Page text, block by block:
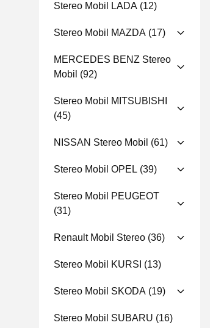
Stereo Mobil LADA (12)
Stereo Mobil MAZDA (17)
MERCEDES BENZ Stereo
Mobil (92)
Stereo Mobil MITSUBISHI
(45)
NISSAN Stereo Mobil (61)
Stereo Mobil OPEL (39)
Stereo Mobil PEUGEOT
(31)
Renault Mobil Stereo (36)
Stereo Mobil KURSI (13)
Stereo Mobil SKODA (19)
Stereo Mobil SUBARU (16)